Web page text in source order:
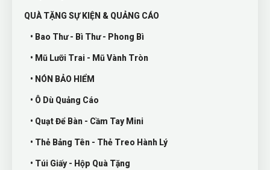
QUÀ TẶNG SỰ KIỆN & QUẢNG CÁO
• Bao Thư - Bì Thư - Phong Bì
• Mũ Lưỡi Trai - Mũ Vành Tròn
• NÓN BẢO HIỂM
• Ô Dù Quảng Cáo
• Quạt Để Bàn - Cầm Tay Mini
• Thẻ Bảng Tên - Thẻ Treo Hành Lý
• Túi Giấy - Hộp Quà Tặng